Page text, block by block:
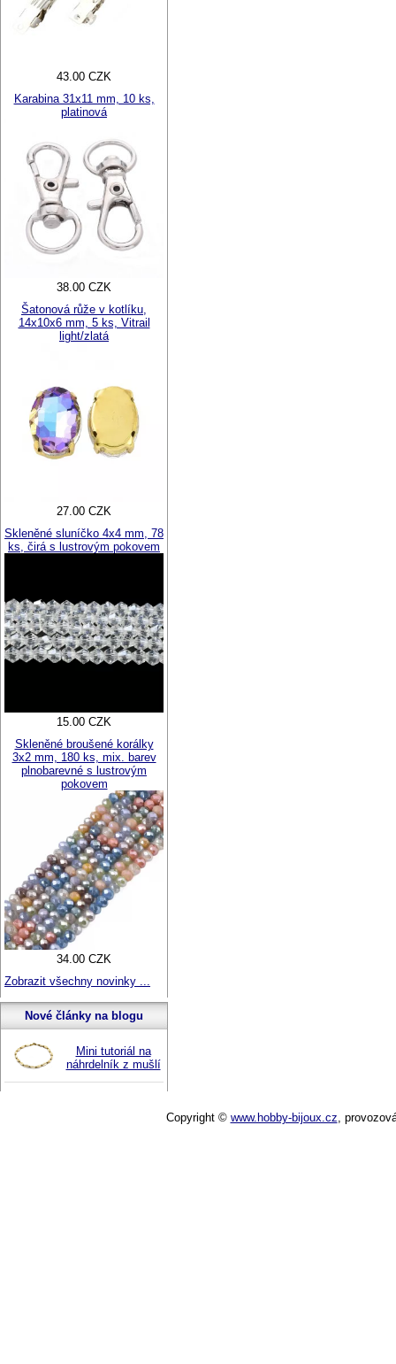
43.00 CZK
Karabina 31x11 mm, 10 ks,
platinová
38.00 CZK
Šatonová růže v kotlíku,
14x10x6 mm, 5 ks, Vitrail
light/zlatá
27.00 CZK
Skleněné sluníčko 4x4 mm, 78
ks, čirá s lustrovým pokovem
15.00 CZK
Skleněné broušené korálky
3x2 mm, 180 ks, mix. barev
plnobarevné s lustrovým
pokovem
34.00 CZK
Zobrazit všechny novinky ...
Nové články na blogu
Mini tutoriál na
náhrdelník z mušlí
Copyright © www.hobby-bijoux.cz